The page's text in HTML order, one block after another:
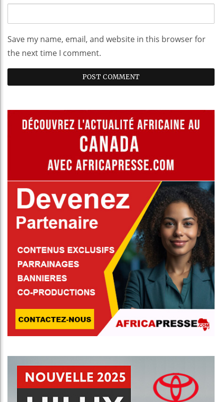
Save my name, email, and website in this browser for
the next time I comment.